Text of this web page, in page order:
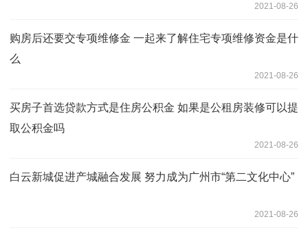
2021-08-26
购房后还要交专项维修金 一起来了解住宅专项维修资金是什
么
2021-08-26
买房子首选贷款方式是住房公积金 如果是公租房装修可以提
取公积金吗
2021-08-26
白云新城促进产城融合发展 努力成为广州市“第二文化中心”
2021-08-26